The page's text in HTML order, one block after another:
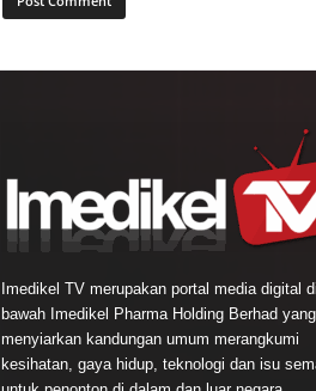
Imedikel TV merupakan portal media digital di
bawah Imedikel Pharma Holding Berhad yang
menyiarkan kandungan umum merangkumi
kesihatan, gaya hidup, teknologi dan isu